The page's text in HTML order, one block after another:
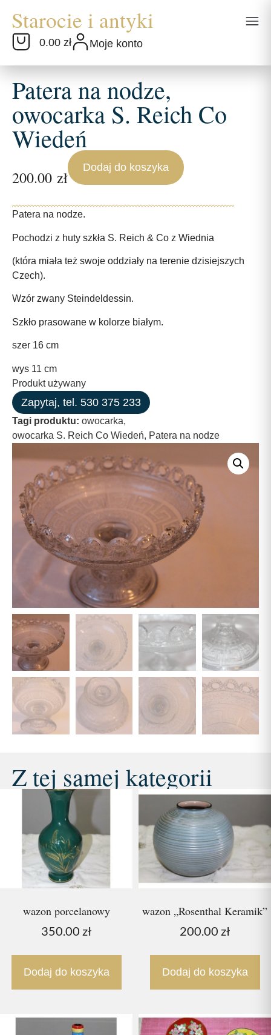
0.00 zł Moje konto
Patera na nodze,
owocarka S. Reich Co
Wiedeń
200.00 zł
Dodaj do koszyka
Patera na nodze.
Pochodzi z huty szkła S. Reich & Co z Wiednia
(która miała też swoje oddziały na terenie dzisiejszych
Czech).
Wzór zwany Steindeldessin.
Szkło prasowane w kolorze białym.
szer 16 cm
wys 11 cm
Produkt używany
Zapytaj, tel. 530 375 233
Tagi produktu: owocarka,
owocarka S. Reich Co Wiedeń, Patera na nodze
Z tej samej kategorii
wazon porcelanowy
350.00 zł
Dodaj do koszyka
wazon „Rosenthal Keramik”
200.00 zł
Dodaj do koszyka